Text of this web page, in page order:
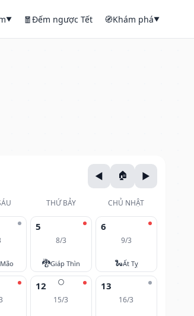
▼ 🧧Đếm ngược Tết 🧭Khám phá▼
THỨ BẢY CHỦ NHẬT
5
8/3
🐉Giáp Thìn
6
9/3
🐍Ất Tỵ
🌕
12
15/3
13
16/3